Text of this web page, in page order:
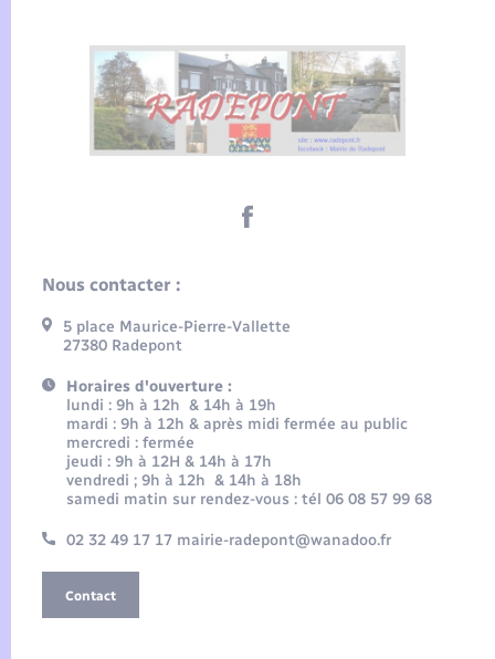
Nous contacter :
5 place Maurice-Pierre-Vallette
27380 Radepont
Horaires d'ouverture :
lundi : 9h à 12h & 14h à 19h
mardi : 9h à 12h & après midi fermée au public
mercredi : fermée
jeudi : 9h à 12H & 14h à 17h
vendredi ; 9h à 12h & 14h à 18h
samedi matin sur rendez-vous : tél 06 08 57 99 68
02 32 49 17 17 mairie-radepont@wanadoo.fr
Contact